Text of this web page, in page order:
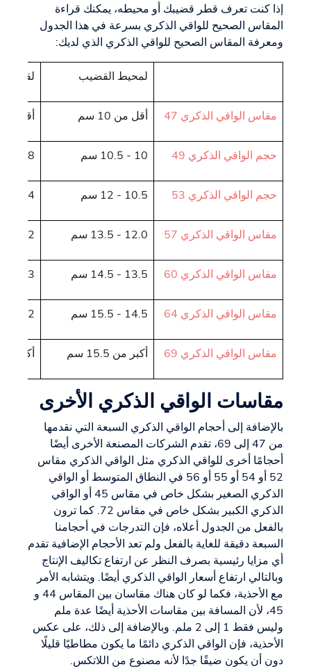
إذا كنت تعرف قطر قضيبك أو محيطه، يمكنك قراءة
المقاس الصحيح للواقي الذكري بسرعة في هذا الجدول
ومعرفة المقاس الصحيح للواقي الذكري الذي لديك:
لمحيط القضيب لقطر
مقاس الواقي الذكري 47 أقل من 10 سم أقل من 3.18
حجم الواقي الذكري 49 10 - 10.5 سم 3.18 - 3.34 سم
حجم الواقي الذكري 53 10.5 - 12 سم 3.34 - 3.82 سم
مقاس الواقي الذكري 57 12.0 - 13.5 سم 3.82 - 4.3 سم
مقاس الواقي الذكري 60 13.5 - 14.5 سم 4.3 - 4.62 سم
مقاس الواقي الذكري 64 14.5 - 15.5 سم 4.62 - 4.93 سم
مقاس الواقي الذكري 69 أكبر من 15.5 سم أكبر من 4.93
مقاسات الواقي الذكري الأخرى
بالإضافة إلى أحجام الواقي الذكري السبعة التي نقدمها
من 47 إلى 69، تقدم الشركات المصنعة الأخرى أيضًا
أحجامًا أخرى للواقي الذكري مثل الواقي الذكري مقاس
52 أو 54 أو 55 أو 56 في النطاق المتوسط أو الواقي
الذكري الصغير بشكل خاص في مقاس 45 أو الواقي
الذكري الكبير بشكل خاص في مقاس 72. كما ترون
بالفعل من الجدول أعلاه، فإن التدرجات في أحجامنا
السبعة دقيقة للغاية بالفعل ولم تعد الأحجام الإضافية تقدم
أي مزايا رئيسية بصرف النظر عن ارتفاع تكاليف الإنتاج
وبالتالي ارتفاع أسعار الواقي الذكري أيضًا. ويتشابه الأمر
مع الأحذية، فكما لو كان هناك مقاسان بين المقاس 44 و
45، لأن المسافة بين مقاسات الأحذية أيضًا عدة ملم
وليس فقط 1 إلى 2 ملم. وبالإضافة إلى ذلك، على عكس
الأحذية، فإن الواقي الذكري دائمًا ما يكون مطاطيًا قليلًا
دون أن يكون ضيقًا جدًا لأنه مصنوع من اللاتكس.